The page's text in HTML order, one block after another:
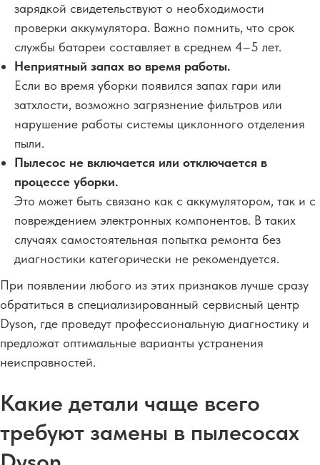
зарядкой свидетельствуют о необходимости
проверки аккумулятора. Важно помнить, что срок
службы батареи составляет в среднем 4–5 лет.
Неприятный запах во время работы.
Если во время уборки появился запах гари или
затхлости, возможно загрязнение фильтров или
нарушение работы системы циклонного отделения
пыли.
Пылесос не включается или отключается в
процессе уборки.
Это может быть связано как с аккумулятором, так и с
повреждением электронных компонентов. В таких
случаях самостоятельная попытка ремонта без
диагностики категорически не рекомендуется.
При появлении любого из этих признаков лучше сразу
обратиться в специализированный сервисный центр
Dyson, где проведут профессиональную диагностику и
предложат оптимальные варианты устранения
неисправностей.
Какие детали чаще всего
требуют замены в пылесосах